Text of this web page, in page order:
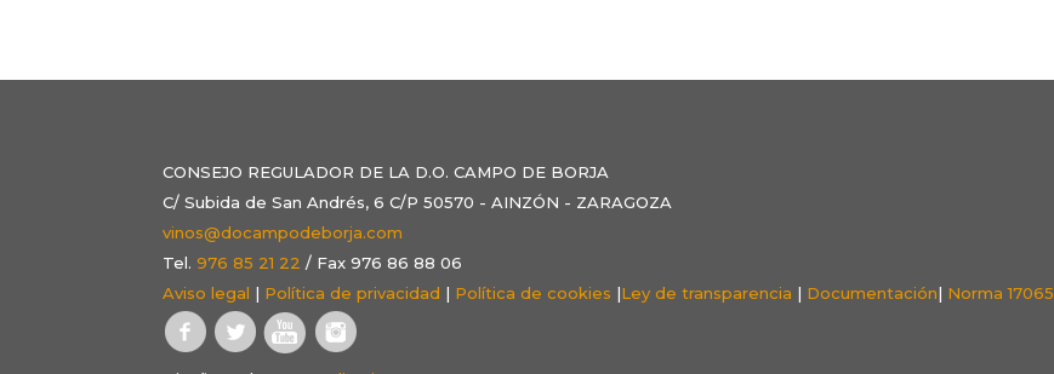
CONSEJO REGULADOR DE LA D.O. CAMPO DE BORJA
C/ Subida de San Andrés, 6 C/P 50570 - AINZÓN - ZARAGOZA
vinos@docampodeborja.com
Tel.976 85 21 22 / Fax 976 86 88 06
Aviso legal | Política de privacidad | Política de cookies |Ley de transparencia | Documentación| Norma 17065